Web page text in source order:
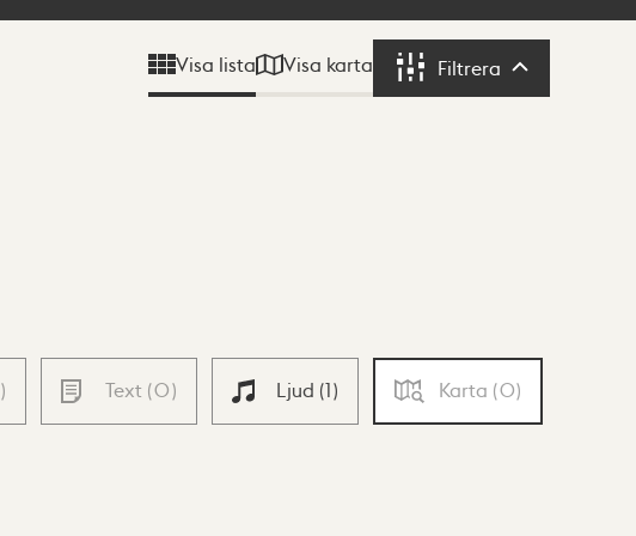
Visa lista Visa karta Filtrera Filtrera
) Text (0) Ljud (1) Karta (0)